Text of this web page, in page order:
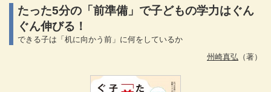
たった5分の「前準備」で子どもの学力はぐん
ぐん伸びる！
できる子は「机に向かう前」に何をしているか
州崎真弘 （著）